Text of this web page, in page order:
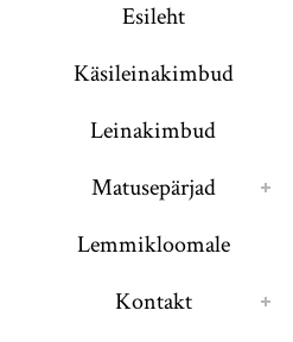
Esileht
Käsileinakimbud
Leinakimbud
Matusepärjad
Lemmikloomale
Kontakt